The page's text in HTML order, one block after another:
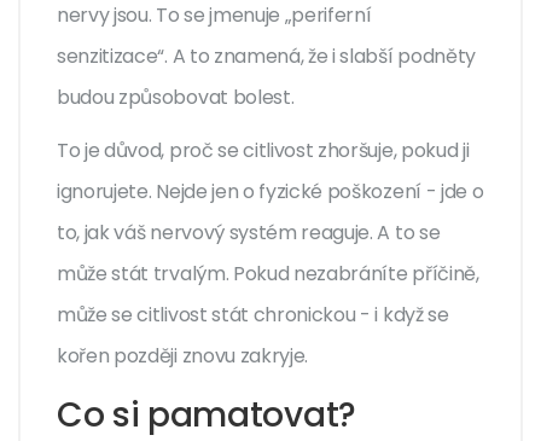
nervy jsou. To se jmenuje „periferní
senzitizace“. A to znamená, že i slabší podněty
budou způsobovat bolest.
To je důvod, proč se citlivost zhoršuje, pokud ji
ignorujete. Nejde jen o fyzické poškození - jde o
to, jak váš nervový systém reaguje. A to se
může stát trvalým. Pokud nezabráníte příčině,
může se citlivost stát chronickou - i když se
kořen později znovu zakryje.
Co si pamatovat?